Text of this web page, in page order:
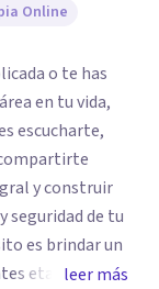
Online
o te has
en tu vida,
escucharte,
y construir
seguridad de tu
etapas de la
leer más